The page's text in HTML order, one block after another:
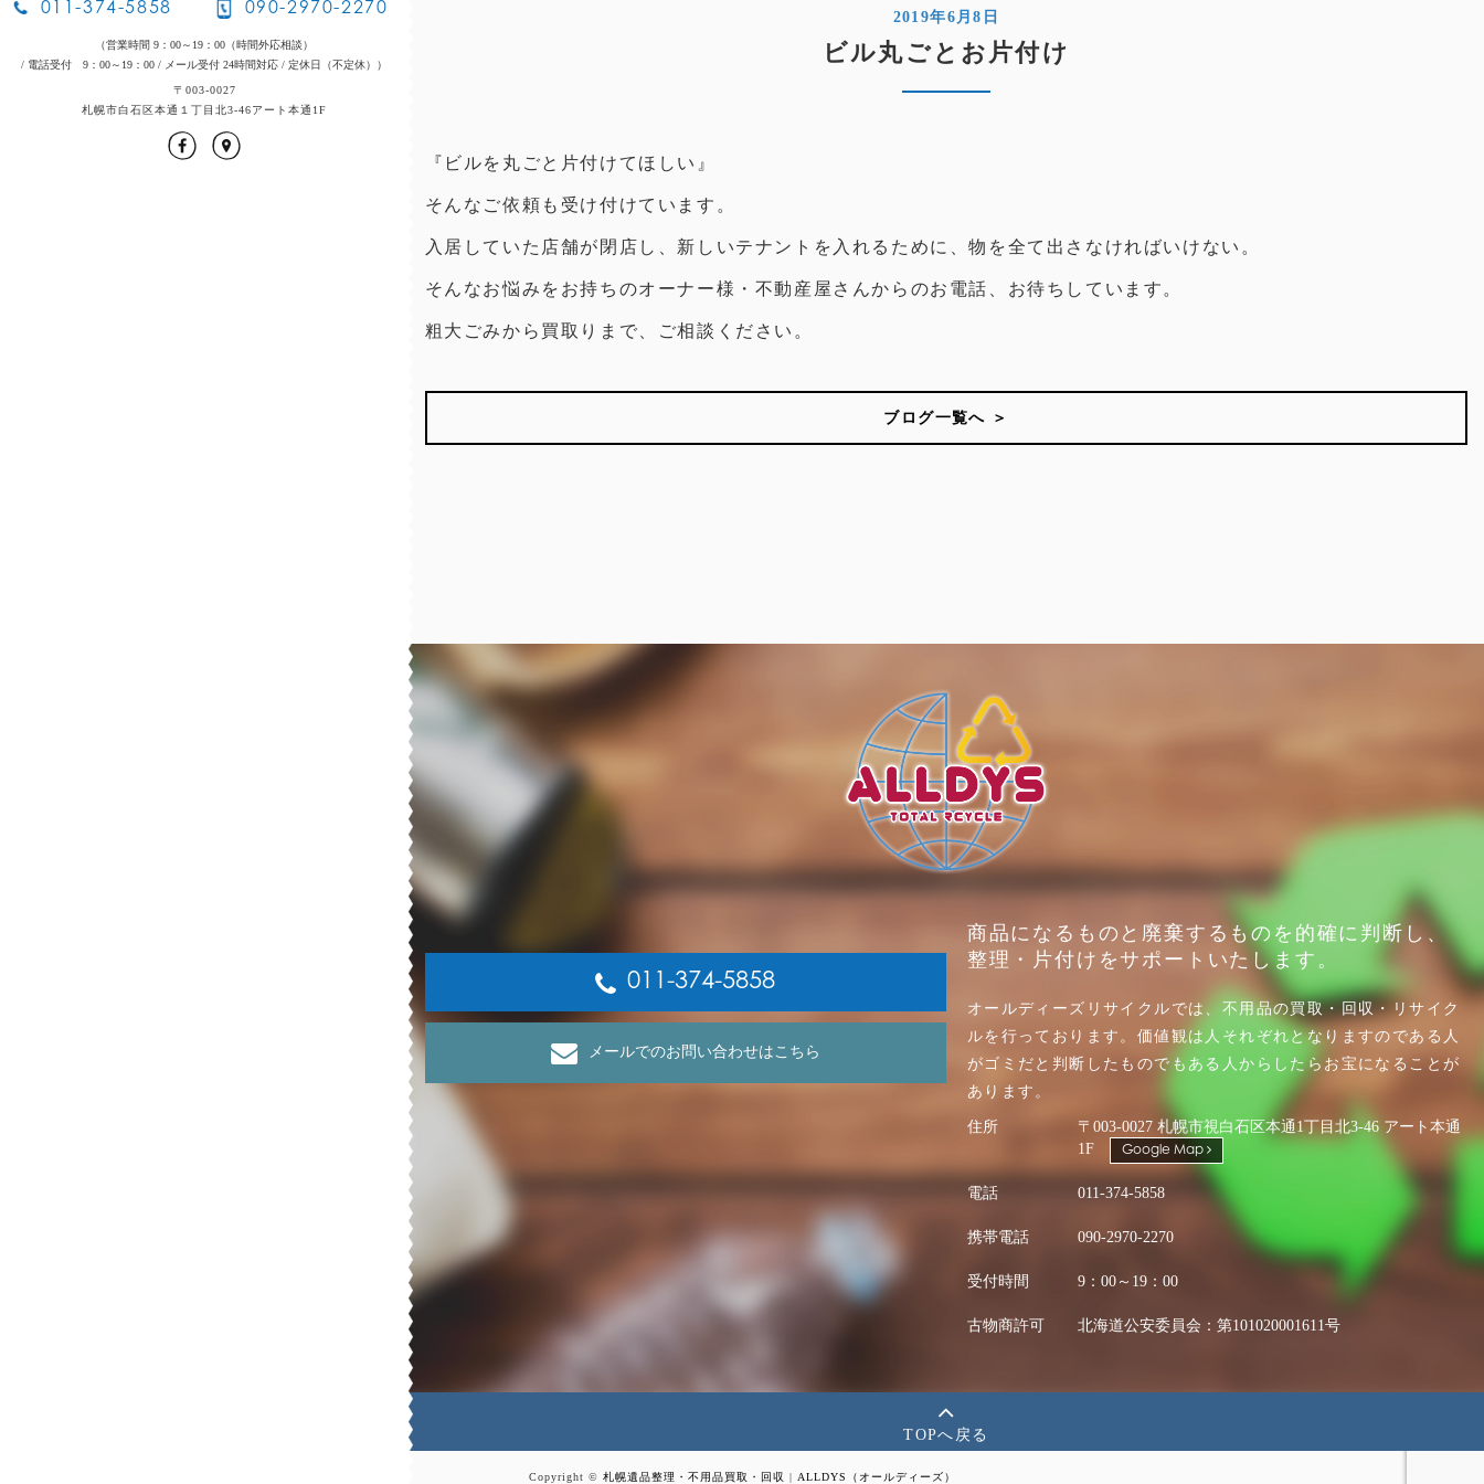
011-374-5858 090-2970-2270
（営業時間 9：00～19：00（時間外応相談）
/ 電話受付 9：00～19：00 / メール受付 24時間対応 / 定休日（不定休））
〒003-0027
札幌市白石区本通１丁目北3-46アート本通1F
2019年6月8日
ビル丸ごとお片付け
『ビルを丸ごと片付けてほしい』
そんなご依頼も受け付けています。
入居していた店舗が閉店し、新しいテナントを入れるために、物を全て出さなければいけない。
そんなお悩みをお持ちのオーナー様・不動産屋さんからのお電話、お待ちしています。
粗大ごみから買取りまで、ご相談ください。
ブログ一覧へ ＞
011-374-5858
メールでのお問い合わせはこちら
商品になるものと廃棄するものを的確に判断し、
整理・片付けをサポートいたします。
オールディーズリサイクルでは、不用品の買取・回収・リサイク
ルを行っております。価値観は人それぞれとなりますのである人
がゴミだと判断したものでもある人からしたらお宝になることが
あります。
住所
〒003-0027 札幌市視白石区本通1丁目北3-46 アート本通
1F
Google Map
電話 011-374-5858
携帯電話 090-2970-2270
受付時間 9：00～19：00
古物商許可 北海道公安委員会：第101020001611号
TOPへ戻る
Copyright © 札幌遺品整理・不用品買取・回収 | ALLDYS（オールディーズ）